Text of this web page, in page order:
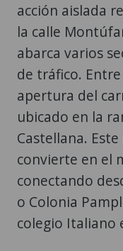
abarca varios
de tráfico. Entre
apertura del
ubicado en la
Castellana.
convierte en el
conectando
o Colonia
colegio Italiano
De acuerdo